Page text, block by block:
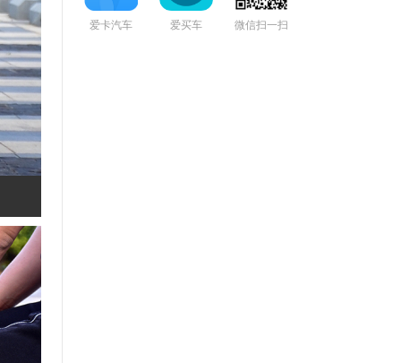
爱卡汽车 爱买车 微信扫一扫